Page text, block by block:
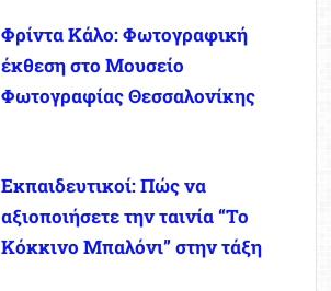
Φρίντα Κάλο: Φωτογραφική
έκθεση στο Μουσείο
Φωτογραφίας Θεσσαλονίκης
Εκπαιδευτικοί: Πώς να
αξιοποιήσετε την ταινία “Το
Κόκκινο Μπαλόνι” στην τάξη